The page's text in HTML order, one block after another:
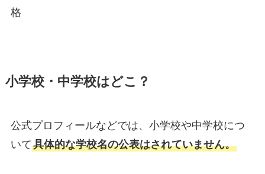
格
小学校・中学校はどこ？
公式プロフィールなどでは、小学校や中学校につ
いて具体的な学校名の公表はされていません。